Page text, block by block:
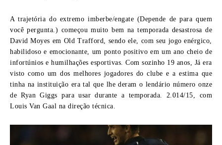
A trajetória do extremo imberbe/engate (Depende de para quem
você pergunta.) começou muito bem na temporada desastrosa de
David Moyes em Old Trafford, sendo ele, com seu jogo enérgico,
habilidoso e emocionante, um ponto positivo em um ano cheio de
infortúnios e humilhações esportivas. Com sozinho 19 anos, Já era
visto como um dos melhores jogadores do clube e a estima que
tinha na instituição era tal que lhe deram o lendário número onze
de Ryan Giggs para usar durante a temporada. 2.014/15, com
Louis Van Gaal na direção técnica.